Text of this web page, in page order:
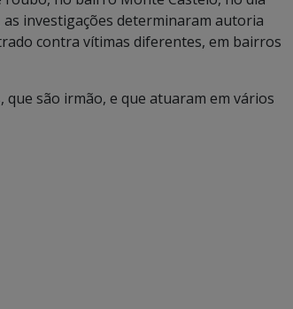
investigações determinaram autoria
contra vítimas diferentes, em bairros
são irmão, e que atuaram em vários